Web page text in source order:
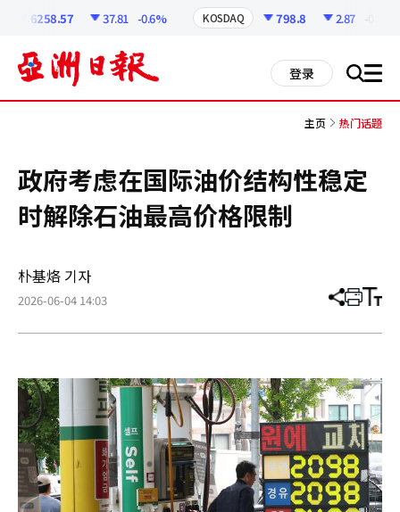
6258.57 37.81 -0.6% KOSDAQ 798.8 2.87 -0.36%
登录 搜 all
主页 热门话题
政府考虑在国际油价结构性稳定
时解除石油最高价格限制
朴基烙 기자
2026-06-04 14:03 分
章
打 调
小